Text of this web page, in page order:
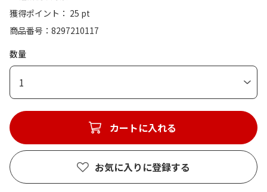
獲得ポイント： 25 pt
商品番号
8297210117
数量
1
カートに入れる
お気に入りに登録する